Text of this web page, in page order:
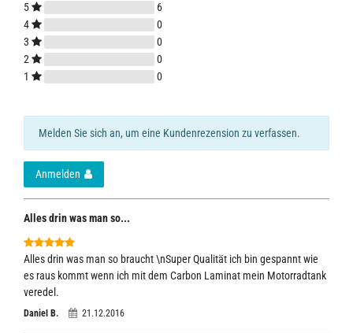
5
6
4
0
3
0
2
0
1
0
Melden Sie sich an, um eine Kundenrezension zu verfassen.
Anmelden
Alles drin was man so...
Alles drin was man so braucht \nSuper Qualität ich bin gespannt wie
es raus kommt wenn ich mit dem Carbon Laminat mein Motorradtank
veredel.
Daniel B. 21.12.2016